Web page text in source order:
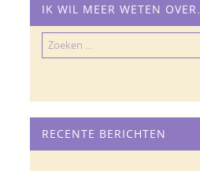
IK WIL MEER WETEN OVER…
Zoeken
naar:
RECENTE BERICHTEN